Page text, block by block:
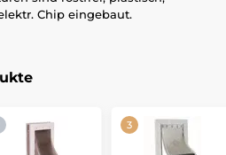
Chip eingebaut.